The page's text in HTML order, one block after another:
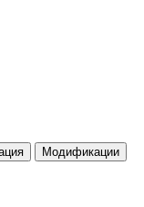
Модификации